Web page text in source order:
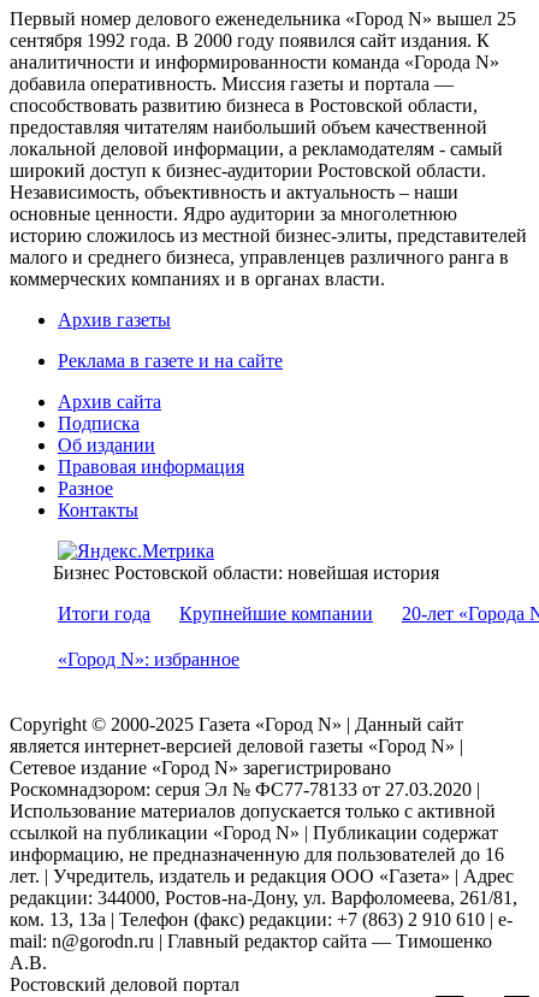
Первый номер делового еженедельника «Город N» вышел 25
сентября 1992 года. В 2000 году появился сайт издания. К
аналитичности и информированности команда «Города N»
добавила оперативность. Миссия газеты и портала —
способствовать развитию бизнеса в Ростовской области,
предоставляя читателям наибольший объем качественной
локальной деловой информации, а рекламодателям - самый
широкий доступ к бизнес-аудитории Ростовской области.
Независимость, объективность и актуальность – наши
основные ценности. Ядро аудитории за многолетнюю
историю сложилось из местной бизнес-элиты, представителей
малого и среднего бизнеса, управленцев различного ранга в
коммерческих компаниях и в органах власти.
Архив газеты
Реклама в газете и на сайте
Архив сайта
Подписка
Об издании
Правовая информация
Разное
Контакты
Бизнес Ростовской области: новейшая история
Итоги года
Крупнейшие компании 20-лет «Города
«Город N»: избранное
Copyright © 2000-2025 Газета «Город N» | Данный сайт
является интернет-версией деловой газеты «Город N» |
Сетевое издание «Город N» зарегистрировано
Роскомнадзором: серuя Эл № ФС77-78133 от 27.03.2020 |
Использование материалов допускается только с активной
ссылкой на публикации «Город N» | Публикации содержат
информацию, не предназначенную для пользователей до 16
лет. | Учредитель, издатель и редакция ООО «Газета» | Адрес
редакции: 344000, Ростов-на-Дону, ул. Варфоломеева, 261/81,
ком. 13, 13а | Телефон (факс) редакции: +7 (863) 2 910 610 | e-
mail: n@gorodn.ru | Главный редактор сайта — Тимошенко
А.В.
Ростовский деловой портал